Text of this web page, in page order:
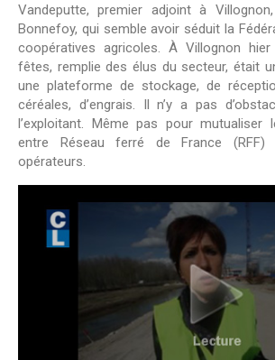
Vandeputte, premier adjoint à
Bonnefoy, qui semble avoir séduit la
coopératives agricoles. À Villognon
fêtes, remplie des élus du secteur, était
une plateforme de stockage, de
céréales, d’engrais. Il n’y a pas
l’exploitant. Même pas pour mutualiser
entre Réseau ferré de France
opérateurs.